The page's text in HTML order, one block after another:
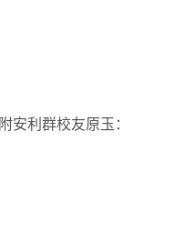
附安利群校友原玉：